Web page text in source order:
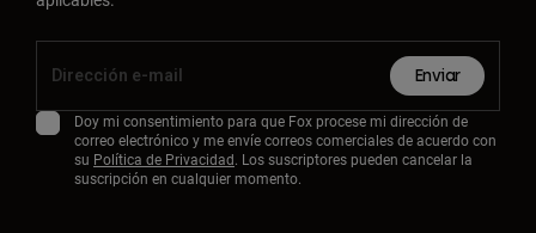
Enviar
Doy mi consentimiento para que Fox procese mi dirección de
correo electrónico y me envíe correos comerciales de acuerdo con
su Política de Privacidad. Los suscriptores pueden cancelar la
suscripción en cualquier momento.